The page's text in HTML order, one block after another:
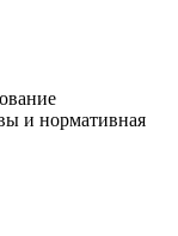
и нормативная